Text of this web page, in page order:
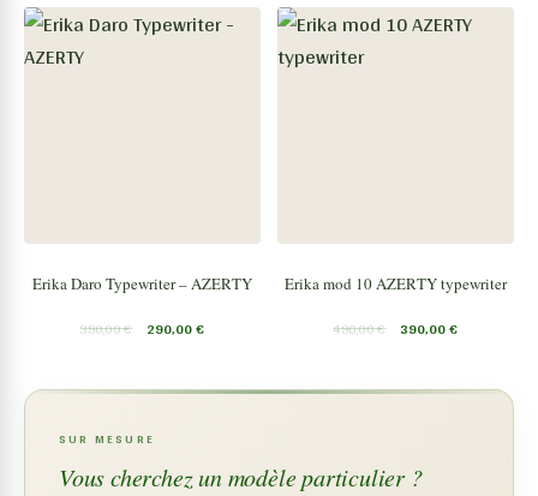
Erika Daro Typewriter – AZERTY
390,00€ 290,00€
Erika mod 10 AZERTY typewriter
490,00€ 390,00€
SUR MESURE
Vous cherchez un modèle particulier ?